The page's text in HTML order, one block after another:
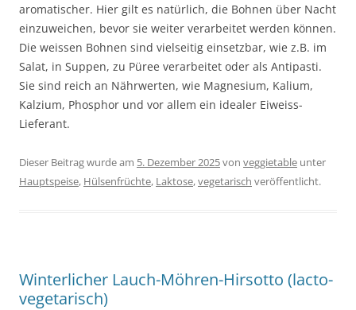
aromatischer. Hier gilt es natürlich, die Bohnen über Nacht
einzuweichen, bevor sie weiter verarbeitet werden können.
Die weissen Bohnen sind vielseitig einsetzbar, wie z.B. im
Salat, in Suppen, zu Püree verarbeitet oder als Antipasti.
Sie sind reich an Nährwerten, wie Magnesium, Kalium,
Kalzium, Phosphor und vor allem ein idealer Eiweiss-
Lieferant.
Dieser Beitrag wurde am 5. Dezember 2025von veggietable unter
Hauptspeise, Hülsenfrüchte, Laktose,vegetarisch veröffentlicht.
Winterlicher Lauch-Möhren-Hirsotto (lacto-
vegetarisch)